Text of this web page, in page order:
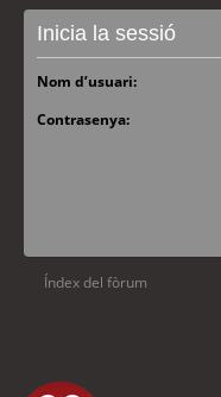
Inicia la sessió
Nom d’usuari:
Contrasenya:
Índex del fòrum